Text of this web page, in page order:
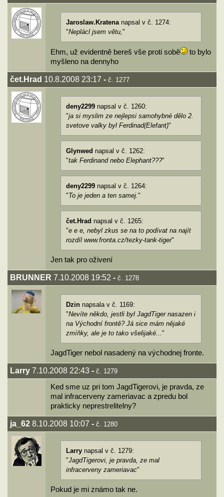
Jaroslaw.Kratenanapsal v č. 1274:
"Neplácl jsem větu,"
Ehm, už evidentně bereš vše proti sobě
to bylo
myšleno na dennyho
čet.Hrad 10.8.2008 23:17 - č. 1277
deny2299 napsal v č. 1260:
"ja si myslim ze nejlepsi samohybné dělo 2.
svetove valky byl Ferdinad(Elefant)"
Glynwed napsal v č. 1262:
"tak Ferdinand nebo Elephant???"
deny2299 napsal v č. 1264:
"To je jeden a ten samej."
čet.Hrad napsal v č. 1265:
"e e e, nebyl zkus se na to podívat na najít
rozdíl www.fronta.cz/tezky-tank-tiger"
Jen tak pro oživení
BRUNNER 7.10.2008 19:52 - č. 1278
Dzin napsala v č. 1169:
"Nevíte někdo, jestli byl JagdTiger nasazen i
na Východní frontě? Já sice mám nějaké
zmíňky, ale je to tako všelijaké..."
JagdTiger nebol nasadený na východnej fronte.
Larry 7.10.2008 22:43 - č. 1279
Ked sme uz pri tom JagdTigerovi, je pravda, ze
mal infracerveny zameriavac a zpredu bol
prakticky neprestrelitelny?
ja_62 8.10.2008 10:07 - č. 1280
Larry napsal v č. 1279:
"JagdTigerovi, je pravda, ze mal
infracerveny zameriavac"
Pokud je mi známo tak ne.